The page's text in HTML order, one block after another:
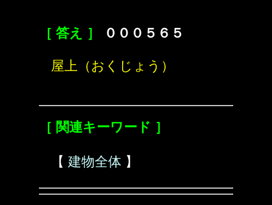
［ 答え ］ ０００５６５
屋上（おくじょう）
［ 関連キーワード ］
【 建物全体 】